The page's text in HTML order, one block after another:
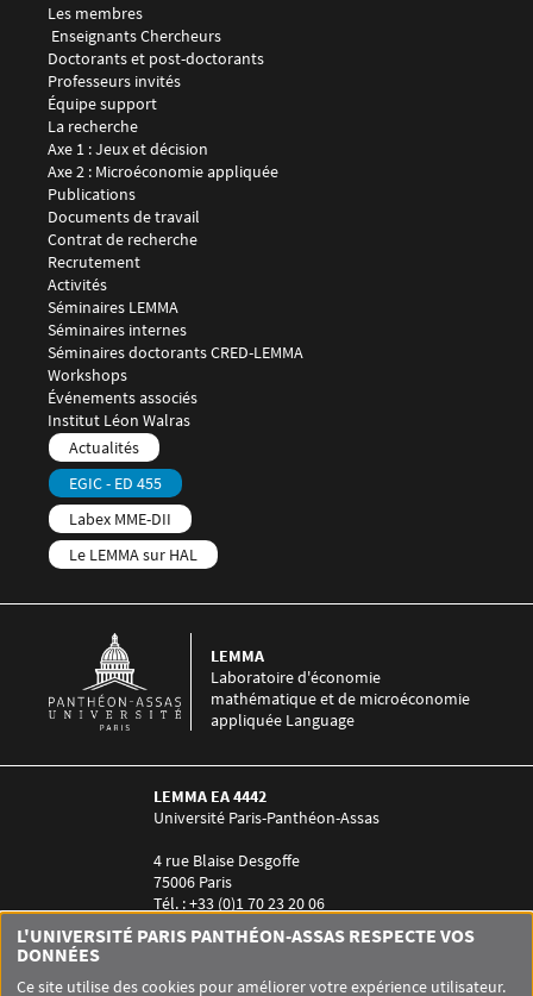
Menu footer LEMMA 1
Les membres
Enseignants Chercheurs
Doctorants et post-doctorants
Professeurs invités
Équipe support
Menu footer LEMMA 2
La recherche
Axe 1 : Jeux et décision
Axe 2 : Microéconomie appliquée
Publications
Documents de travail
Contrat de recherche
Recrutement
Menu footer LEMMA 3
Activités
Séminaires LEMMA
Séminaires internes
Séminaires doctorants CRED-LEMMA
Workshops
Événements associés
Menu footer LEMMA 4
Institut Léon Walras
Menu footer LEMMA 5
Actualités
EGIC - ED 455
Labex MME-DII
Le LEMMA sur HAL
Laboratoire d'économie
mathématique et de microéconomie
appliquée Language
LEMMA
LEMMA EA 4442
Université Paris-Panthéon-Assas
4 rue Blaise Desgoffe
75006 Paris
Tél. : +33 (0)1 70 23 20 06
Laurence Guez-Arzt
Menu RS LEMMA
L'UNIVERSITÉ PARIS PANTHÉON-ASSAS RESPECTE VOS
DONNÉES
Ce site utilise des cookies pour améliorer votre expérience utilisateur.